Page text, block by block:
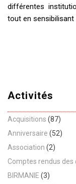
différentes
tout en sensibilisant
Activités
Acquisitions (87)
Anniversaire (52)
Association (2)
Comptes rendus
BIRMANIE (3)